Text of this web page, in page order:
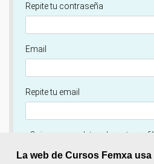
La web de Cursos Femxa
Repite tu contraseña
Email
Repite tu email
¿Quieres completar ahora tu
Si
No, completaré mi perfil